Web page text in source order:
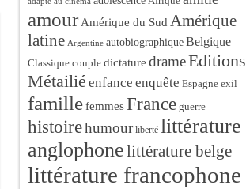
amour Amérique du Sud Amérique
latine Argentine autobiographique Belgique
Classique couple dictature drameEditions
Métailié enfance enquête Espagne exil
famille femmes France guerre
histoirehumour liberté littérature
anglophonelittérature belge
littérature francophone